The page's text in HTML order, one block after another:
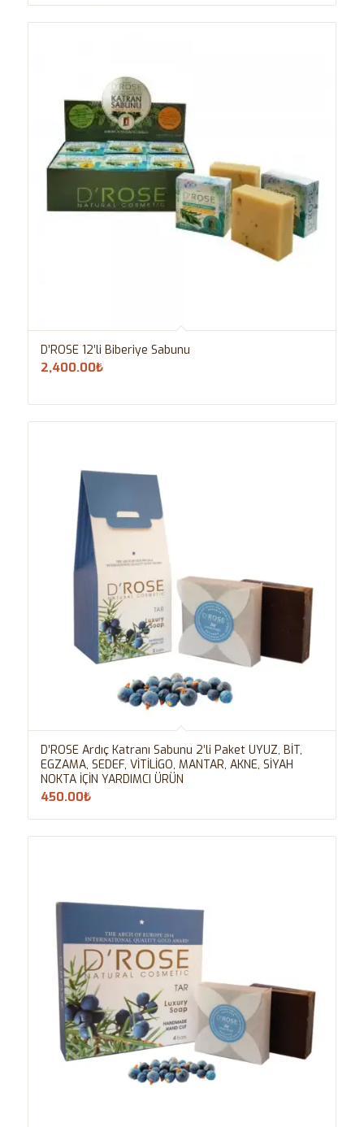
D’ROSE 12’li Biberiye Sabunu
2,400.00₺
D’ROSE Ardıç Katranı Sabunu 2’li Paket UYUZ, BİT,
EGZAMA, SEDEF, VİTİLİGO, MANTAR, AKNE, SİYAH
NOKTA İÇİN YARDIMCI ÜRÜN
450.00₺